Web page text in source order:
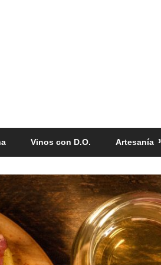
Vinos con D.O. Artesanía